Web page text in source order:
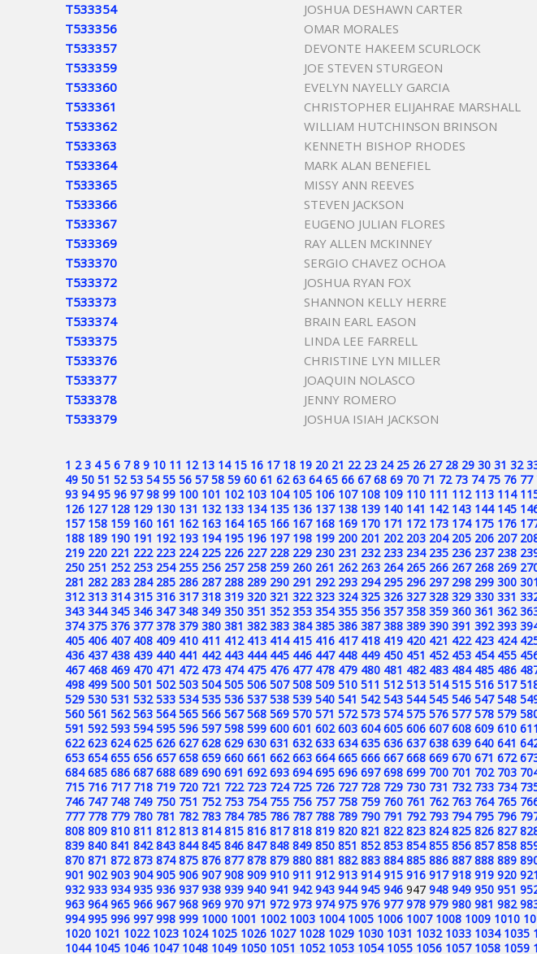
T533354
JOSHUA DESHAWN CARTER
T533356
OMAR MORALES
T533357
DEVONTE HAKEEM SCURLOCK
T533359
JOE STEVEN STURGEON
T533360
EVELYN NAYELLY GARCIA
T533361
CHRISTOPHER ELIJAHRAE MARSHALL
T533362
WILLIAM HUTCHINSON BRINSON
T533363
KENNETH BISHOP RHODES
T533364
MARK ALAN BENEFIEL
T533365
MISSY ANN REEVES
T533366
STEVEN JACKSON
T533367
EUGENO JULIAN FLORES
T533369
RAY ALLEN MCKINNEY
T533370
SERGIO CHAVEZ OCHOA
T533372
JOSHUA RYAN FOX
T533373
SHANNON KELLY HERRE
T533374
BRAIN EARL EASON
T533375
LINDA LEE FARRELL
T533376
CHRISTINE LYN MILLER
T533377
JOAQUIN NOLASCO
T533378
JENNY ROMERO
T533379
JOSHUA ISIAH JACKSON
1 2 3 4 5 6 7 8 9 10 11 12 13 14 15 16 17 18 19 20 21 22 23 24 25 26 27 28 29 30 31 32
49 50 51 52 53 54 55 56 57 58 59 60 61 62 63 64 65 66 67 68 69 70 71 72 73 74 75 76 77
93 94 95 96 97 98 99 100 101 102 103 104 105 106 107 108 109 110 111 112 113 114
126 127 128 129 130 131 132 133 134 135 136 137 138 139 140 141 142 143 144 145
157 158 159 160 161 162 163 164 165 166 167 168 169 170 171 172 173 174 175 176
188 189 190 191 192 193 194 195 196 197 198 199 200 201 202 203 204 205 206 207
219 220 221 222 223 224 225 226 227 228 229 230 231 232 233 234 235 236 237 238
250 251 252 253 254 255 256 257 258 259 260 261 262 263 264 265 266 267 268 269
281 282 283 284 285 286 287 288 289 290 291 292 293 294 295 296 297 298 299 300 301
312 313 314 315 316 317 318 319 320 321 322 323 324 325 326 327 328 329 330 331
343 344 345 346 347 348 349 350 351 352 353 354 355 356 357 358 359 360 361 362
374 375 376 377 378 379 380 381 382 383 384 385 386 387 388 389 390 391 392 393
405 406 407 408 409 410 411 412 413 414 415 416 417 418 419 420 421 422 423 424
436 437 438 439 440 441 442 443 444 445 446 447 448 449 450 451 452 453 454 455
467 468 469 470 471 472 473 474 475 476 477 478 479 480 481 482 483 484 485 486
498 499 500 501 502 503 504 505 506 507 508 509 510 511 512 513 514 515 516 517
529 530 531 532 533 534 535 536 537 538 539 540 541 542 543 544 545 546 547 548
560 561 562 563 564 565 566 567 568 569 570 571 572 573 574 575 576 577 578 579
591 592 593 594 595 596 597 598 599 600 601 602 603 604 605 606 607 608 609 610 611
622 623 624 625 626 627 628 629 630 631 632 633 634 635 636 637 638 639 640 641
653 654 655 656 657 658 659 660 661 662 663 664 665 666 667 668 669 670 671 672
684 685 686 687 688 689 690 691 692 693 694 695 696 697 698 699 700 701 702 703
715 716 717 718 719 720 721 722 723 724 725 726 727 728 729 730 731 732 733 734
746 747 748 749 750 751 752 753 754 755 756 757 758 759 760 761 762 763 764 765
777 778 779 780 781 782 783 784 785 786 787 788 789 790 791 792 793 794 795 796
808 809 810 811 812 813 814 815 816 817 818 819 820 821 822 823 824 825 826 827
839 840 841 842 843 844 845 846 847 848 849 850 851 852 853 854 855 856 857 858
870 871 872 873 874 875 876 877 878 879 880 881 882 883 884 885 886 887 888 889
901 902 903 904 905 906 907 908 909 910 911 912 913 914 915 916 917 918 919 920 921
932 933 934 935 936 937 938 939 940 941 942 943 944 945 946 947 948 949 950 951
963 964 965 966 967 968 969 970 971 972 973 974 975 976 977 978 979 980 981 982
994 995 996 997 998 999 1000 1001 1002 1003 1004 1005 1006 1007 1008 1009 1010
1020 1021 1022 1023 1024 1025 1026 1027 1028 1029 1030 1031 1032 1033 1034 1035
1044 1045 1046 1047 1048 1049 1050 1051 1052 1053 1054 1055 1056 1057 1058 1059